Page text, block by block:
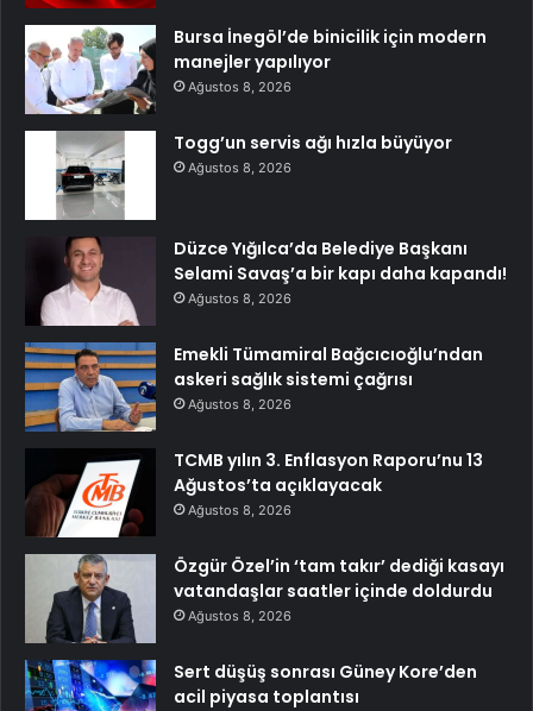
Bursa İnegöl’de binicilik için modern
manejler yapılıyor
Ağustos 8, 2026
Togg’un servis ağı hızla büyüyor
Ağustos 8, 2026
Düzce Yığılca’da Belediye Başkanı
Selami Savaş’a bir kapı daha kapandı!
Ağustos 8, 2026
Emekli Tümamiral Bağcıcıoğlu’ndan
askeri sağlık sistemi çağrısı
Ağustos 8, 2026
TCMB yılın 3. Enflasyon Raporu’nu 13
Ağustos’ta açıklayacak
Ağustos 8, 2026
Özgür Özel’in ‘tam takır’ dediği kasayı
vatandaşlar saatler içinde doldurdu
Ağustos 8, 2026
Sert düşüş sonrası Güney Kore’den
acil piyasa toplantısı